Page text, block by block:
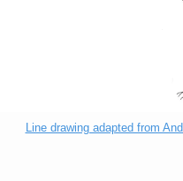
Line drawing adapted from